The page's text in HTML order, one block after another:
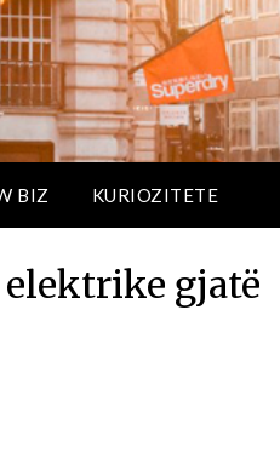
BIZ KURIOZITETE
gjatë